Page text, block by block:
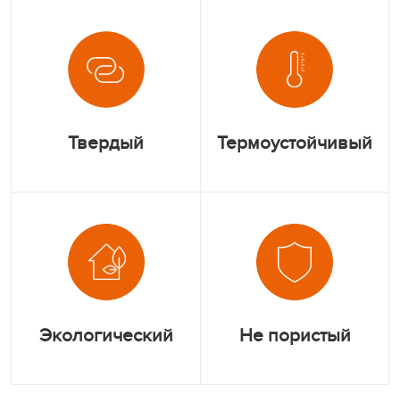
Твердый Термоустойчивый
Экологический Не пористый